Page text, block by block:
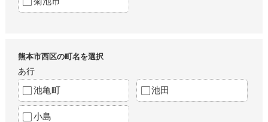
熊本市西区の町名を選択
あ行
池亀町 池田
小島